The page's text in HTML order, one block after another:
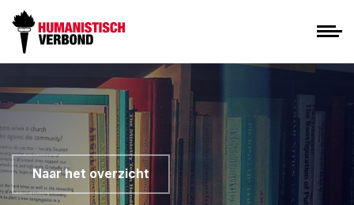
Naar het overzicht